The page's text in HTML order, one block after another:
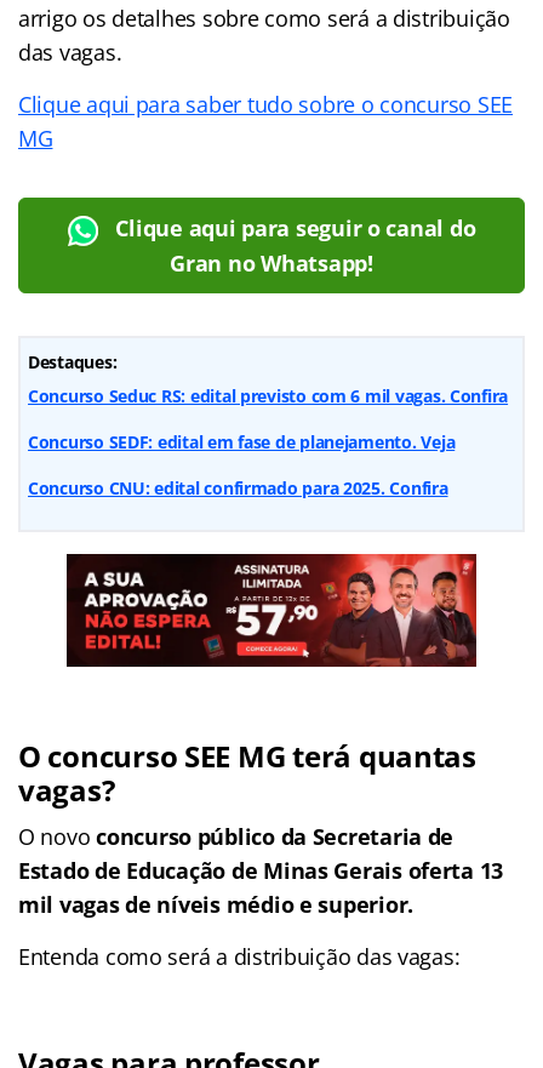
arrigo os detalhes sobre como será a distribuição
das vagas.
Clique aqui para saber tudo sobre o concurso SEE
MG
Clique aqui para seguir o canal do
Gran no Whatsapp!
Destaques:
Concurso Seduc RS: edital previsto com 6 mil vagas. Confira
Concurso SEDF: edital em fase de planejamento. Veja
Concurso CNU: edital confirmado para 2025. Confira
O concurso SEE MG terá quantas
vagas?
O novoconcurso público da Secretaria de
Estado de Educação de Minas Gerais oferta 13
mil vagas de níveis médio e superior.
Entenda como será a distribuição das vagas: